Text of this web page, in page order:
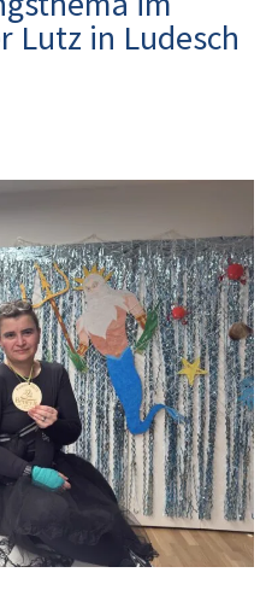
Lutz in Ludesch